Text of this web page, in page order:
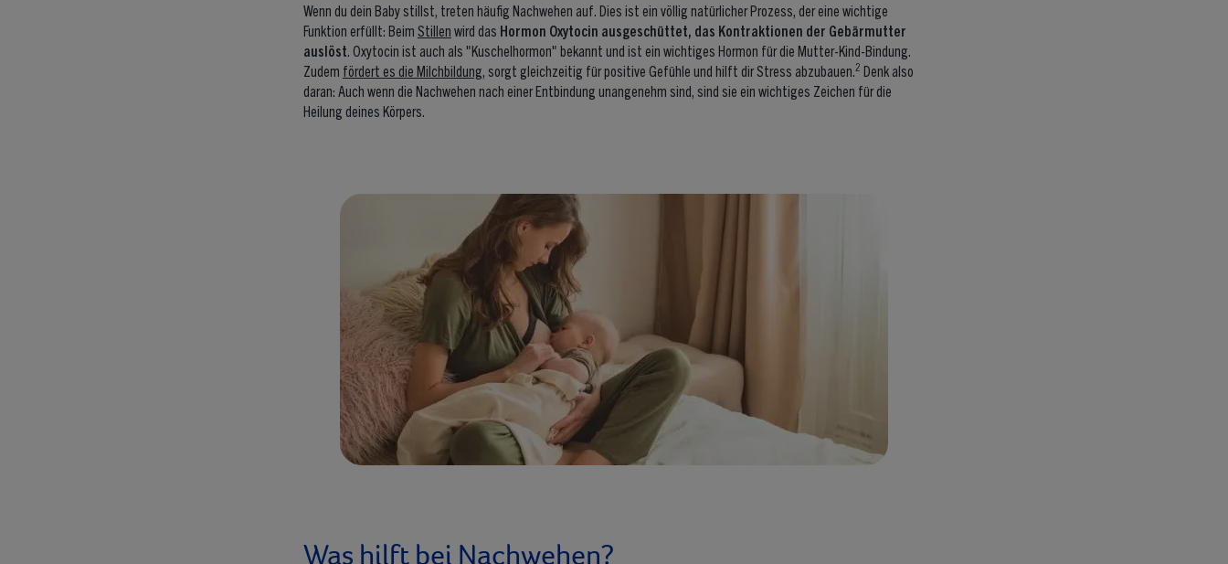
Wenn du dein Baby stillst, treten häufig Nachwehen auf. Dies ist ein völlig natürlicher Prozess, der eine wichtige
Funktion erfüllt: Beim Stillen wird das Hormon Oxytocin ausgeschüttet, das Kontraktionen der Gebärmutter
auslöst. Oxytocin ist auch als "Kuschelhormon" bekannt und ist ein wichtiges Hormon für die Mutter-Kind-Bindung.
Zudem fördert es die Milchbildung, sorgt gleichzeitig für positive Gefühle und hilft dir Stress abzubauen.2 Denk also
daran: Auch wenn die Nachwehen nach einer Entbindung unangenehm sind, sind sie ein wichtiges Zeichen für die
Heilung deines Körpers.
Was hilft bei Nachwehen?